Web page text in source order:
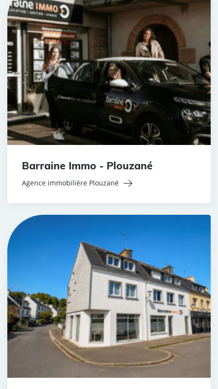
Barraine Immo - Plouzané
Agence immobilière Plouzané